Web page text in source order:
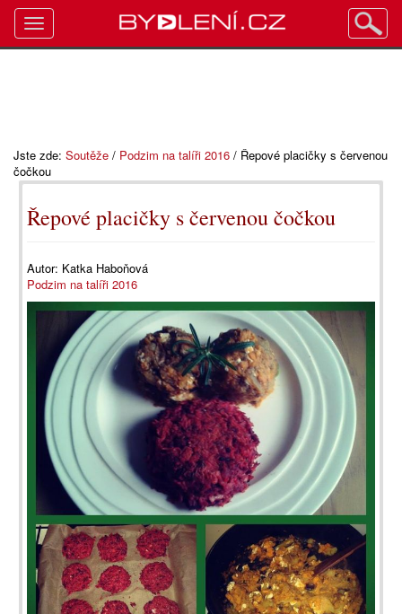
Jste zde: Soutěže / Podzim na talíři 2016 / Řepové placičky s červenou
čočkou
Řepové placičky s červenou čočkou
Autor: Katka Haboňová
Podzim na talíři 2016
Toggle
navigation